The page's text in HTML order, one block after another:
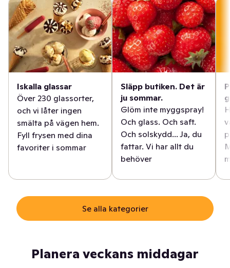
Iskalla glassar
Över 230 glassorter,
och vi låter ingen
smälta på vägen hem.
Fyll frysen med dina
favoriter i sommar
Släpp butiken. Det är
ju sommar.
Glöm inte myggspray!
Och glass. Och saft.
Och solskydd... Ja, du
fattar. Vi har allt du
behöver
Se alla kategorier
Planera veckans middagar